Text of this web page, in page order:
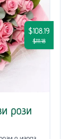
рози
$108.19
$111.18